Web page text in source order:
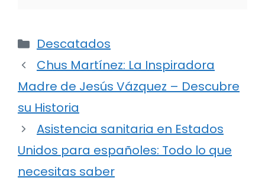
Categorías
Descatados
Chus Martínez: La Inspiradora
Madre de Jesús Vázquez – Descubre
su Historia
Asistencia sanitaria en Estados
Unidos para españoles: Todo lo que
necesitas saber